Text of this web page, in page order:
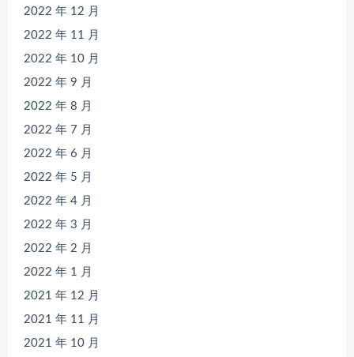
2022 年 12 月
2022 年 11 月
2022 年 10 月
2022 年 9 月
2022 年 8 月
2022 年 7 月
2022 年 6 月
2022 年 5 月
2022 年 4 月
2022 年 3 月
2022 年 2 月
2022 年 1 月
2021 年 12 月
2021 年 11 月
2021 年 10 月